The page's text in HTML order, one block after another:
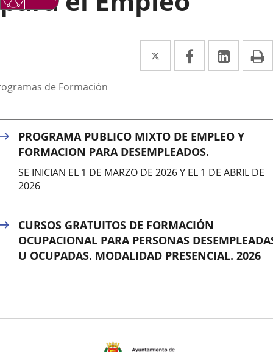
Twitter
Enlace
a
externa.
Facebook
Enlace
a
externa.
Enlace
a
de Formación
PROGRAMA PUBLICO MIXTO DE EMPLEO Y
FORMACION PARA DESEMPLEADOS.
SE INICIAN EL 1 DE MARZO DE 2026 Y EL 1 DE ABRIL DE
2026
CURSOS GRATUITOS DE FORMACIÓN
OCUPACIONAL PARA PERSONAS
U OCUPADAS. MODALIDAD PRESENCIAL. 2026